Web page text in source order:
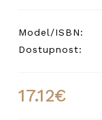
Model/ISBN:
Dostupnost:
17.12€